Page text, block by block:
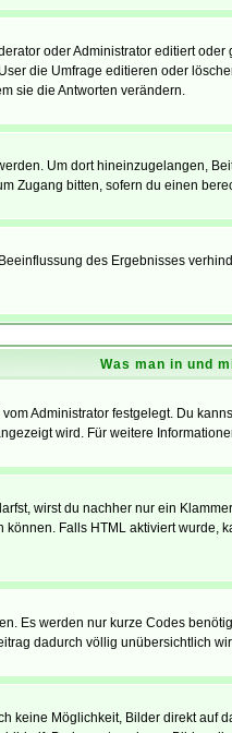
oder Administrator editiert
die Umfrage editieren oder
sie die Antworten verändern.
Um dort hineinzugelangen,
Zugang bitten, sofern du einen
des Ergebnisses
Was man in und
Administrator festgelegt. Du
wird. Für weitere
wirst du nachher nur ein
Falls HTML aktiviert
Es werden nur kurze Codes
dadurch völlig unübersichtlich
keine Möglichkeit, Bilder direkt